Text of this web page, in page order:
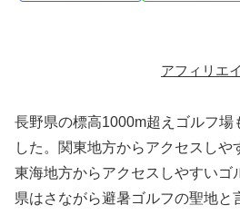
アフィリエ
長野県の標高1000m超えゴルフ場
した。関東地方からアクセスしや
東海地方からアクセスしやすいゴ
県はさながら避暑ゴルフの聖地と